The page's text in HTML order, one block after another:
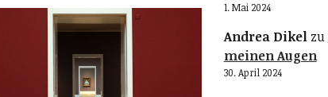
1. Mai 2024
Andrea Dikelzu
meinen Augen
30. April 2024